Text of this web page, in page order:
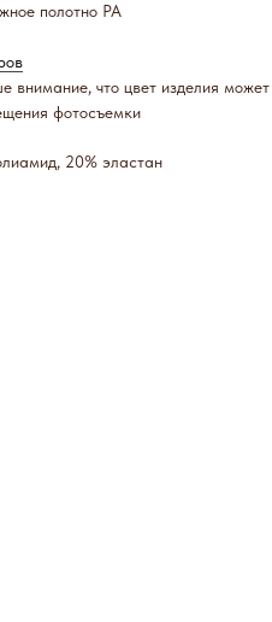
полотно PA
что цвет изделия может
фотосъемки
20% эластан